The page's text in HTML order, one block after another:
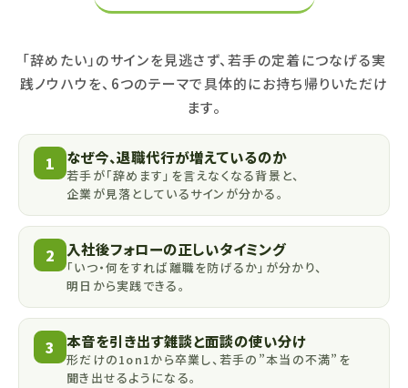
「辞めたい」のサインを見逃さず、若手の定着につなげる実
践ノウハウを、6つのテーマで具体的にお持ち帰りいただけ
ます。
1 なぜ今、退職代行が増えているのか
若手が「辞めます」を言えなくなる背景と、
企業が見落としているサインが分かる。
2 入社後フォローの正しいタイミング
「いつ・何をすれば離職を防げるか」が分かり、
明日から実践できる。
3 本音を引き出す雑談と面談の使い分け
形だけの1on1から卒業し、若手の”本当の不満”を
聞き出せるようになる。